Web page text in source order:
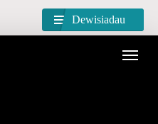
Dewisiadau